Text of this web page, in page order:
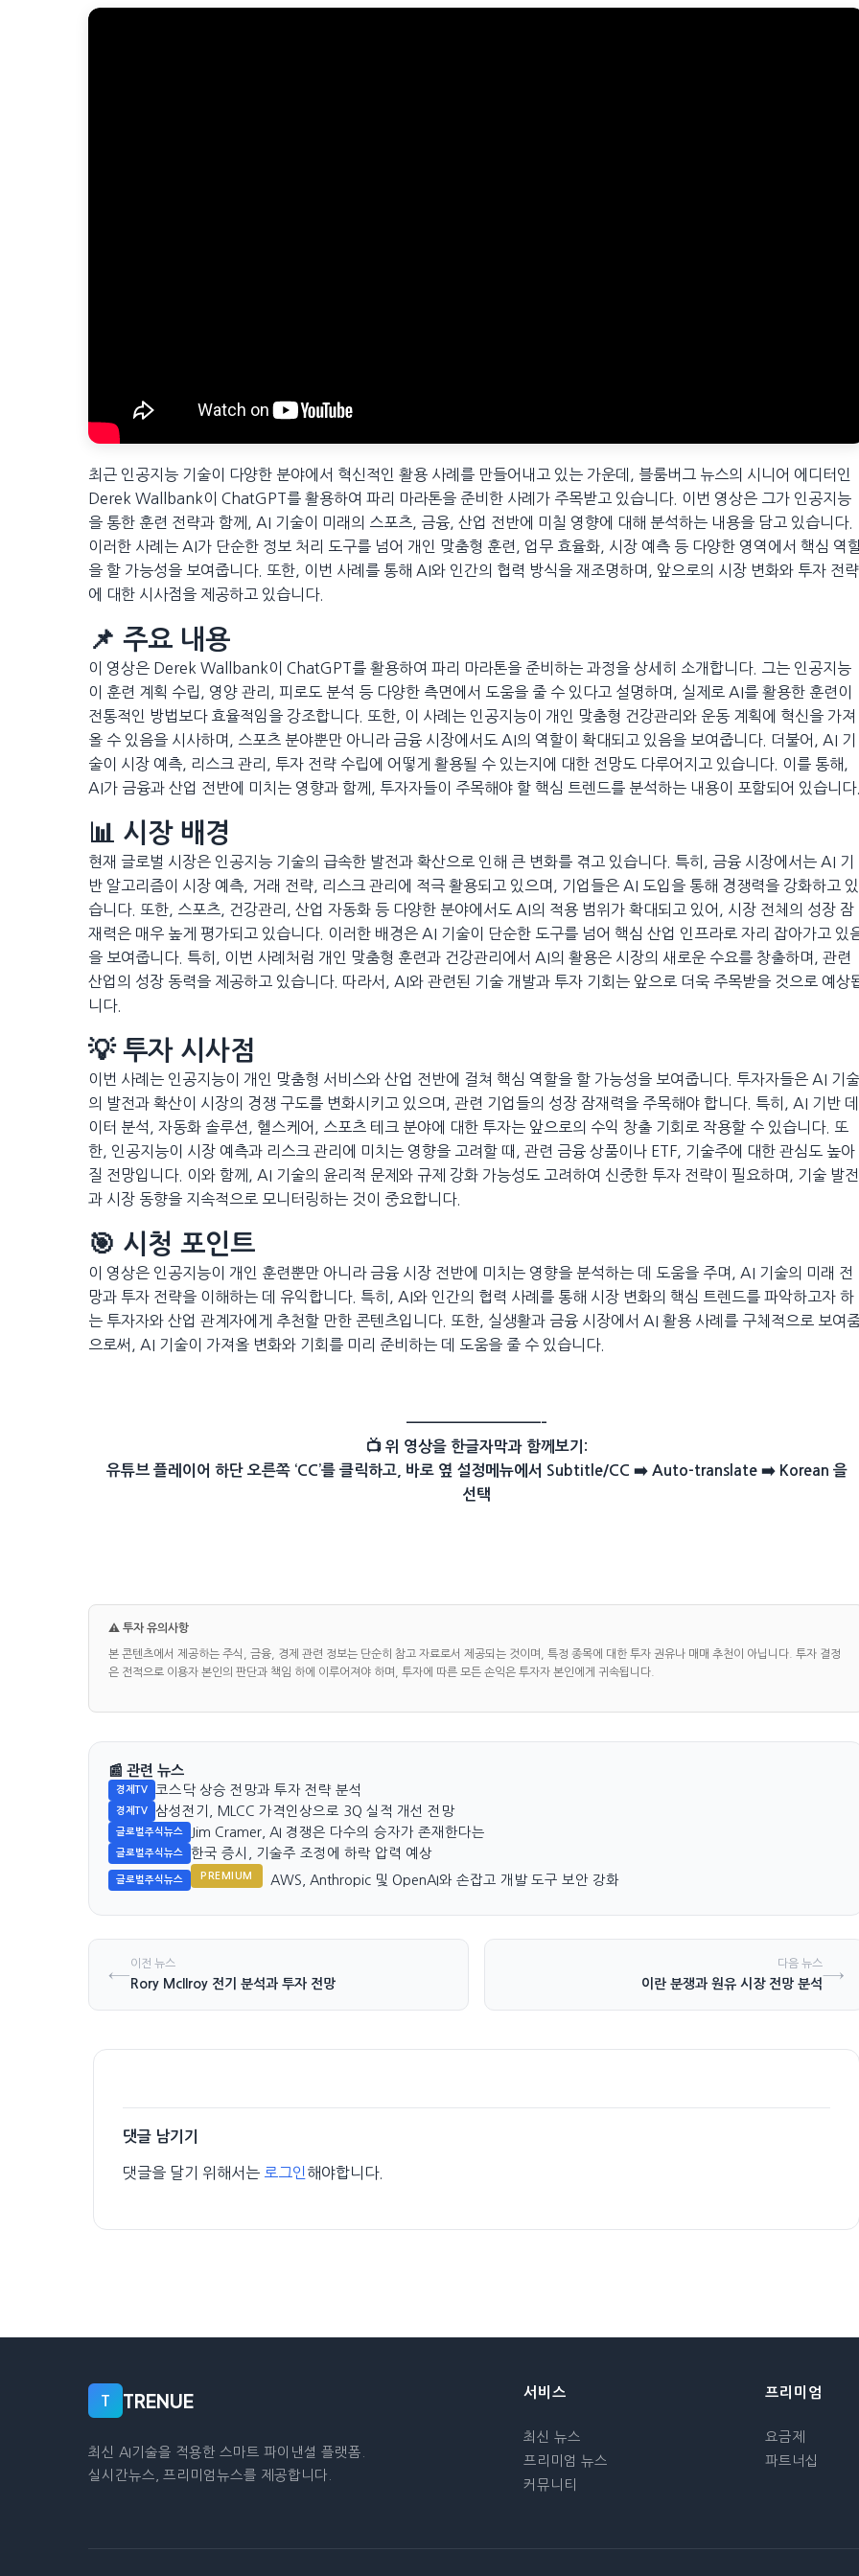
최근 인공지능 기술이 다양한 분야에서 혁신적인 활용 사례를 만들어내고 있는 가운데, 블룸버그 뉴스의 시니어 에디터인
Derek Wallbank이 ChatGPT를 활용하여 파리 마라톤을 준비한 사례가 주목받고 있습니다. 이번 영상은 그가 인공지능
을 통한 훈련 전략과 함께, AI 기술이 미래의 스포츠, 금융, 산업 전반에 미칠 영향에 대해 분석하는 내용을 담고 있습니다.
이러한 사례는 AI가 단순한 정보 처리 도구를 넘어 개인 맞춤형 훈련, 업무 효율화, 시장 예측 등 다양한 영역에서 핵심 역
을 할 가능성을 보여줍니다. 또한, 이번 사례를 통해 AI와 인간의 협력 방식을 재조명하며, 앞으로의 시장 변화와 투자 전략
에 대한 시사점을 제공하고 있습니다.
📌 주요 내용
이 영상은 Derek Wallbank이 ChatGPT를 활용하여 파리 마라톤을 준비하는 과정을 상세히 소개합니다. 그는 인공지능
이 훈련 계획 수립, 영양 관리, 피로도 분석 등 다양한 측면에서 도움을 줄 수 있다고 설명하며, 실제로 AI를 활용한 훈련이
전통적인 방법보다 효율적임을 강조합니다. 또한, 이 사례는 인공지능이 개인 맞춤형 건강관리와 운동 계획에 혁신을 가져
올 수 있음을 시사하며, 스포츠 분야뿐만 아니라 금융 시장에서도 AI의 역할이 확대되고 있음을 보여줍니다. 더불어, AI 기
술이 시장 예측, 리스크 관리, 투자 전략 수립에 어떻게 활용될 수 있는지에 대한 전망도 다루어지고 있습니다. 이를 통해,
AI가 금융과 산업 전반에 미치는 영향과 함께, 투자자들이 주목해야 할 핵심 트렌드를 분석하는 내용이 포함되어 있습니
📊 시장 배경
현재 글로벌 시장은 인공지능 기술의 급속한 발전과 확산으로 인해 큰 변화를 겪고 있습니다. 특히, 금융 시장에서는 AI 기
반 알고리즘이 시장 예측, 거래 전략, 리스크 관리에 적극 활용되고 있으며, 기업들은 AI 도입을 통해 경쟁력을 강화하고 있
습니다. 또한, 스포츠, 건강관리, 산업 자동화 등 다양한 분야에서도 AI의 적용 범위가 확대되고 있어, 시장 전체의 성장 잠
재력은 매우 높게 평가되고 있습니다. 이러한 배경은 AI 기술이 단순한 도구를 넘어 핵심 산업 인프라로 자리 잡아가고 있
을 보여줍니다. 특히, 이번 사례처럼 개인 맞춤형 훈련과 건강관리에서 AI의 활용은 시장의 새로운 수요를 창출하며, 관련
산업의 성장 동력을 제공하고 있습니다. 따라서, AI와 관련된 기술 개발과 투자 기회는 앞으로 더욱 주목받을 것으로 예상
니다.
💡 투자 시사점
이번 사례는 인공지능이 개인 맞춤형 서비스와 산업 전반에 걸쳐 핵심 역할을 할 가능성을 보여줍니다. 투자자들은 AI 기술
의 발전과 확산이 시장의 경쟁 구도를 변화시키고 있으며, 관련 기업들의 성장 잠재력을 주목해야 합니다. 특히, AI 기반 데
이터 분석, 자동화 솔루션, 헬스케어, 스포츠 테크 분야에 대한 투자는 앞으로의 수익 창출 기회로 작용할 수 있습니다. 또
한, 인공지능이 시장 예측과 리스크 관리에 미치는 영향을 고려할 때, 관련 금융 상품이나 ETF, 기술주에 대한 관심도 높아
질 전망입니다. 이와 함께, AI 기술의 윤리적 문제와 규제 강화 가능성도 고려하여 신중한 투자 전략이 필요하며, 기술 발전
과 시장 동향을 지속적으로 모니터링하는 것이 중요합니다.
🎯 시청 포인트
이 영상은 인공지능이 개인 훈련뿐만 아니라 금융 시장 전반에 미치는 영향을 분석하는 데 도움을 주며, AI 기술의 미래 전
망과 투자 전략을 이해하는 데 유익합니다. 특히, AI와 인간의 협력 사례를 통해 시장 변화의 핵심 트렌드를 파악하고자 하
는 투자자와 산업 관계자에게 추천할 만한 콘텐츠입니다. 또한, 실생활과 금융 시장에서 AI 활용 사례를 구체적으로 보여
으로써, AI 기술이 가져올 변화와 기회를 미리 준비하는 데 도움을 줄 수 있습니다.
——————————–
📺 위 영상을 한글자막과 함께보기:
유튜브 플레이어 하단 오른쪽 ‘CC’를 클릭하고, 바로 옆 설정메뉴에서 Subtitle/CC ➡️ Auto-translate ➡️ Korean 을
선택
⚠️ 투자 유의사항
본 콘텐츠에서 제공하는 주식, 금융, 경제 관련 정보는 단순히 참고 자료로서 제공되는 것이며, 특정 종목에 대한 투자 권유나 매매 추천이 아닙니다. 투자 결정
은 전적으로 이용자 본인의 판단과 책임 하에 이루어져야 하며, 투자에 따른 모든 손익은 투자자 본인에게 귀속됩니다.
📰 관련 뉴스
경제TV 코스닥 상승 전망과 투자 전략 분석
경제TV 삼성전기, MLCC 가격인상으로 3Q 실적 개선 전망
글로벌주식뉴스 Jim Cramer, AI 경쟁은 다수의 승자가 존재한다는
글로벌주식뉴스 한국 증시, 기술주 조정에 하락 압력 예상
글로벌주식뉴스 PREMIUM AWS, Anthropic 및 OpenAI와 손잡고 개발 도구 보안 강화
←이전 뉴스
Rory McIlroy 전기 분석과 투자 전망
다음 뉴스
이란 분쟁과 원유 시장 전망 분석→
댓글 남기기
댓글을 달기 위해서는 로그인 해야합니다.
T TRENUE
최신 AI기술을 적용한 스마트 파이낸셜 플랫폼.
실시간뉴스, 프리미엄뉴스를 제공합니다.
서비스
최신 뉴스
프리미엄 뉴스
커뮤니티
프리미엄
요금제
파트너십